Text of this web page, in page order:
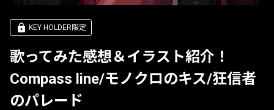
KEY HOLDER限定
歌ってみた感想＆イラスト紹介！
Compass line/モノクロのキス/狂信者
のパレード